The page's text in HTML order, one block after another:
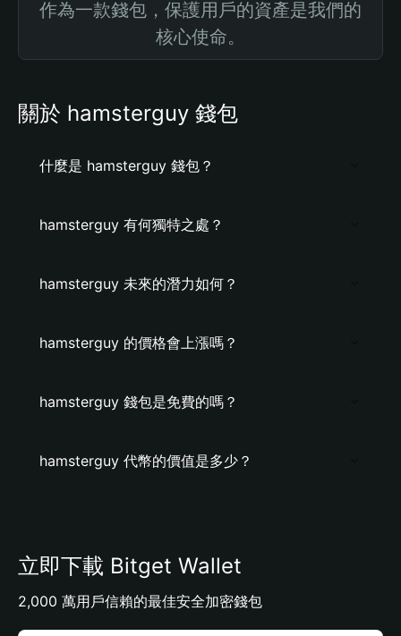
作為一款錢包，保護用戶的資產是我們的
核心使命。
關於 hamsterguy 錢包
什麼是 hamsterguy 錢包？
hamsterguy 有何獨特之處？
hamsterguy 未來的潛力如何？
hamsterguy 的價格會上漲嗎？
hamsterguy 錢包是免費的嗎？
hamsterguy 代幣的價值是多少？
立即下載 Bitget Wallet
2,000 萬用戶信賴的最佳安全加密錢包